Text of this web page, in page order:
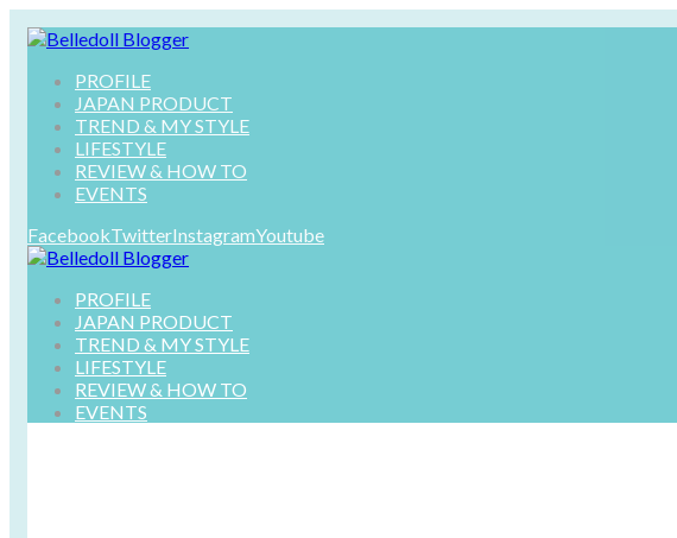
PROFILE
JAPAN PRODUCT
TREND & MY STYLE
LIFESTYLE
REVIEW & HOW TO
EVENTS
FacebookTwitterInstagramYoutube
PROFILE
JAPAN PRODUCT
TREND & MY STYLE
LIFESTYLE
REVIEW & HOW TO
EVENTS